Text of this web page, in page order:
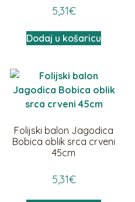
5,31€
Dodaj u košaricu
Folijski balon Jagodica
Bobica oblik srca crveni
45cm
5,31€